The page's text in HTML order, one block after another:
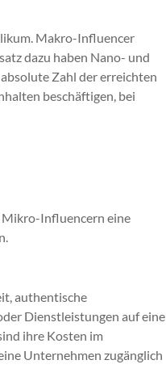
Makro-Influencer
dazu haben Nano- und
Zahl der erreichten
beschäftigen, bei
Influencern eine
authentische
Dienstleistungen auf eine
ihre Kosten im
Unternehmen zugänglich